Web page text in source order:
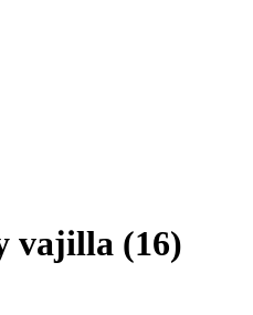
vajilla (16)